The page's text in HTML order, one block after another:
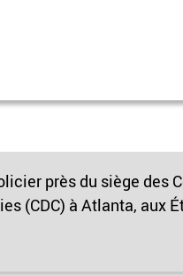
près du siège des
(CDC) à Atlanta, aux